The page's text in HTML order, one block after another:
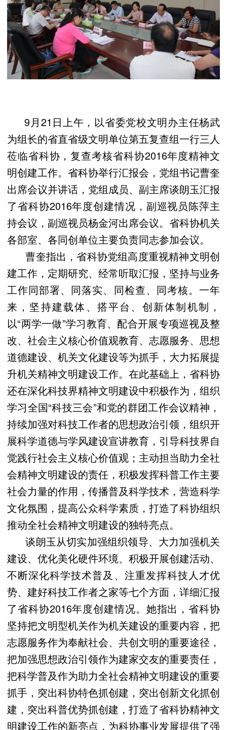
9月21日上午，以省委党校文明办主任杨武
为组长的省直省级文明单位第五复查组一行三人
莅临省科协，复查考核省科协2016年度精神文
明创建工作。省科协举行汇报会，党组书记曹奎
出席会议并讲话，党组成员、副主席谈朗玉汇报
了省科协2016年度创建情况，副巡视员陈萍主
持会议，副巡视员杨金河出席会议。省科协机关
各部室、各同创单位主要负责同志参加会议。
曹奎指出，省科协党组高度重视精神文明创
建工作，定期研究、经常听取汇报，坚持与业务
工作同部署、同落实、同检查、同考核。一年
来，坚持建载体、搭平台、创新体制机制，
以“两学一做”学习教育、配合开展专项巡视及整
改、社会主义核心价值观教育、志愿服务、思想
道德建设、机关文化建设等为抓手，大力拓展提
升机关精神文明建设工作。在此基础上，省科协
还在深化科技界精神文明建设中积极作为，组织
学习全国“科技三会”和党的群团工作会议精神，
持续加强对科技工作者的思想政治引领，组织开
展科学道德与学风建设宣讲教育，引导科技界自
觉践行社会主义核心价值观；主动担当助力全社
会精神文明建设的责任，积极发挥科普工作主要
社会力量的作用，传播普及科学技术，营造科学
文化氛围，提高公众科学素质，打造了科协组织
推动全社会精神文明建设的独特亮点。
谈朗玉从切实加强组织领导、大力加强机关
建设、优化美化硬件环境、积极开展创建活动、
不断深化科学技术普及、注重发挥科技人才优
势、建好科技工作者之家等七个方面，详细汇报
了省科协2016年度创建情况。她指出，省科协
坚持把文明型机关作为机关建设的重要内容，把
志愿服务作为奉献社会、共创文明的重要途径，
把加强思想政治引领作为建家交友的重要责任，
把科学普及作为助力全社会精神文明建设的重要
抓手，突出科协特色抓创建，突出创新文化抓创
建，突出科普优势抓创建，打造了省科协精神文
明建设工作的新亮点，为科协事业发展提供了强